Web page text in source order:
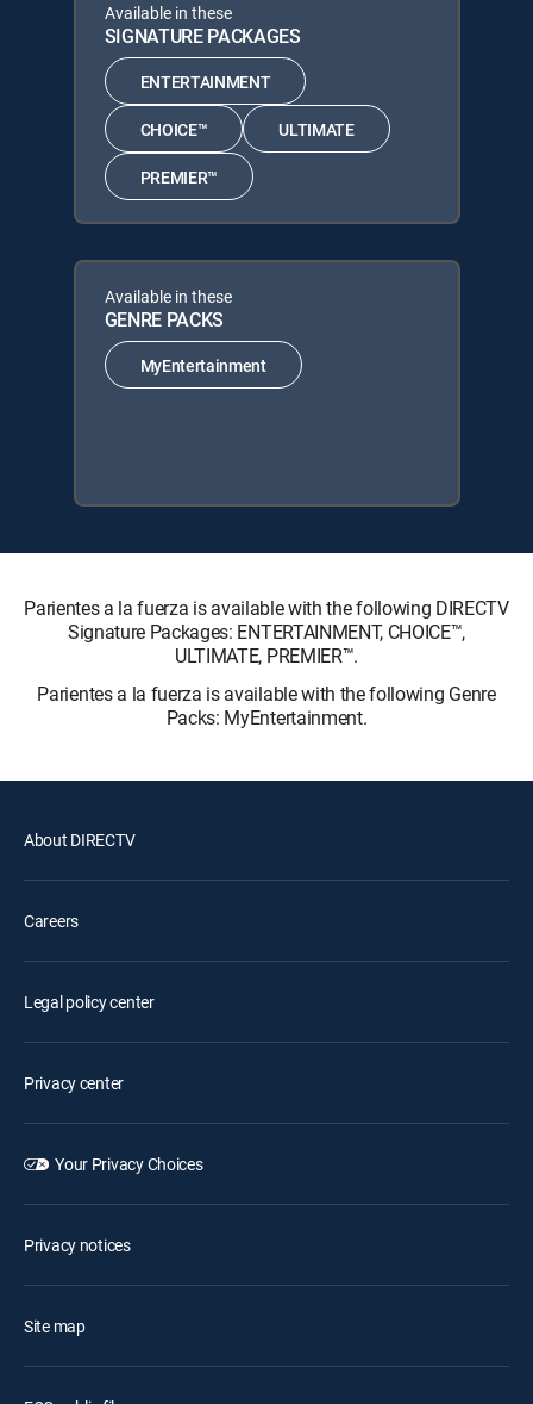
Available in these
SIGNATURE PACKAGES
ENTERTAINMENT
CHOICE™ ULTIMATE
PREMIER™
Available in these
GENRE PACKS
MyEntertainment
Parientes a la fuerza is available with the following DIRECTV
Signature Packages: ENTERTAINMENT, CHOICE™,
ULTIMATE, PREMIER™.
Parientes a la fuerza is available with the following Genre
Packs: MyEntertainment.
About DIRECTV
Careers
Legal policy center
Privacy center
Your Privacy Choices
Privacy notices
Site map